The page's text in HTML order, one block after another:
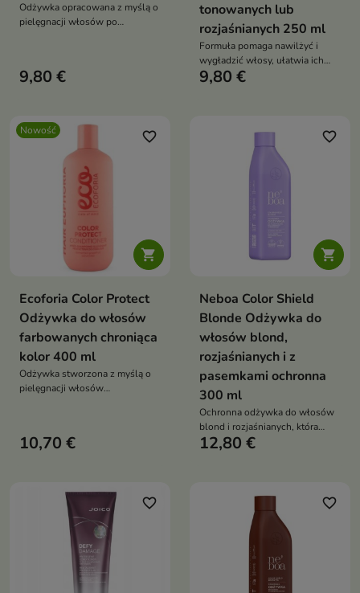
Odżywka opracowana z myślą o
pielęgnacji włosów po
9,80 €
tonowanych lub
rozjaśnianych 250 ml
Formuła pomaga nawilżyć i
wygładzić włosy, ułatwia ich
rozczesywanie oraz wspiera
9,80 €
Nowość

favorite_border
Ecoforia Color Protect
Odżywka do włosów
farbowanych chroniąca
kolor 400 ml
Odżywka stworzona z myślą o
pielęgnacji włosów
10,70 €

favorite_border
Neboa Color Shield
Blonde Odżywka do
włosów blond,
rozjaśnianych i z
pasemkami ochronna
300 ml
Ochronna odżywka do włosów
blond i rozjaśnianych, która
pomaga neutralizować żółte
12,80 €
favorite_border favorite_border